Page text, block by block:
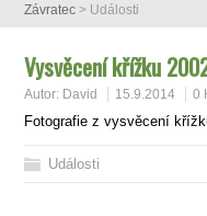
Závratec > Události
Vysvěcení křížku
Autor: David 15.9.2014 0
Fotografie z vysvěcení
Události